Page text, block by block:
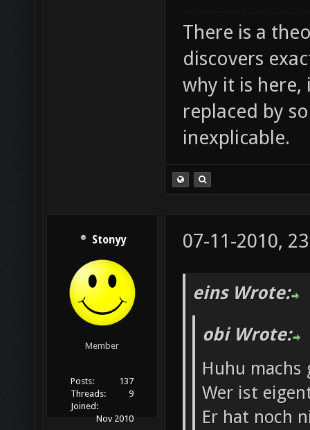
There is a
discovers
why it is here,
replaced by
inexplicable.
Stonyy
Member
Posts:
137
Threads:
9
Joined:
Nov 2010
07-11-2010,
eins Wrote:
obi Wrote:
Huhu
Wer ist
Er hat noch